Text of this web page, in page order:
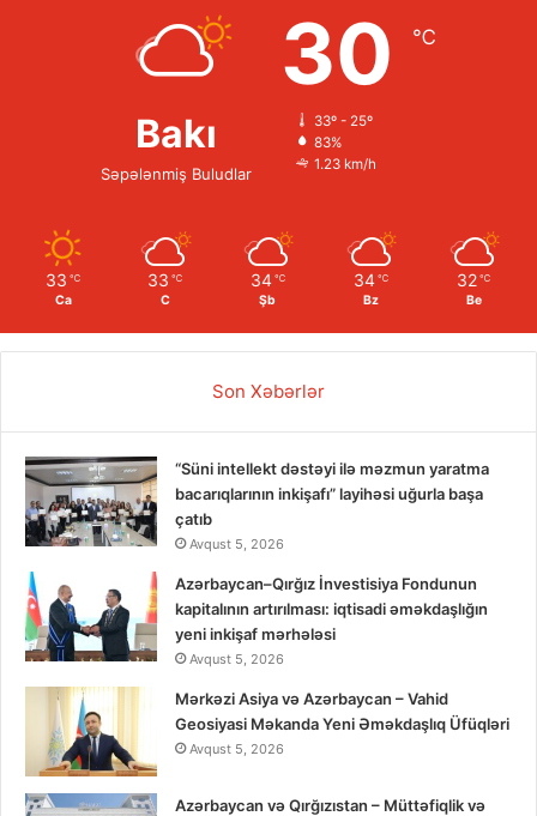
Bakı
Səpələnmiş Buludlar
30 ℃
33º - 25º
83%
1.23 km/h
33 ℃
Ca
33 ℃
C
34 ℃
Şb
34 ℃
Bz
32 ℃
Be
Son Xəbərlər
“Süni intellekt dəstəyi ilə məzmun yaratma
bacarıqlarının inkişafı” layihəsi uğurla başa
çatıb
Avqust 5, 2026
Azərbaycan–Qırğız İnvestisiya Fondunun
kapitalının artırılması: iqtisadi əməkdaşlığın
yeni inkişaf mərhələsi
Avqust 5, 2026
Mərkəzi Asiya və Azərbaycan – Vahid
Geosiyasi Məkanda Yeni Əməkdaşlıq Üfüqləri
Avqust 5, 2026
Azərbaycan və Qırğızıstan – Müttəfiqlik və